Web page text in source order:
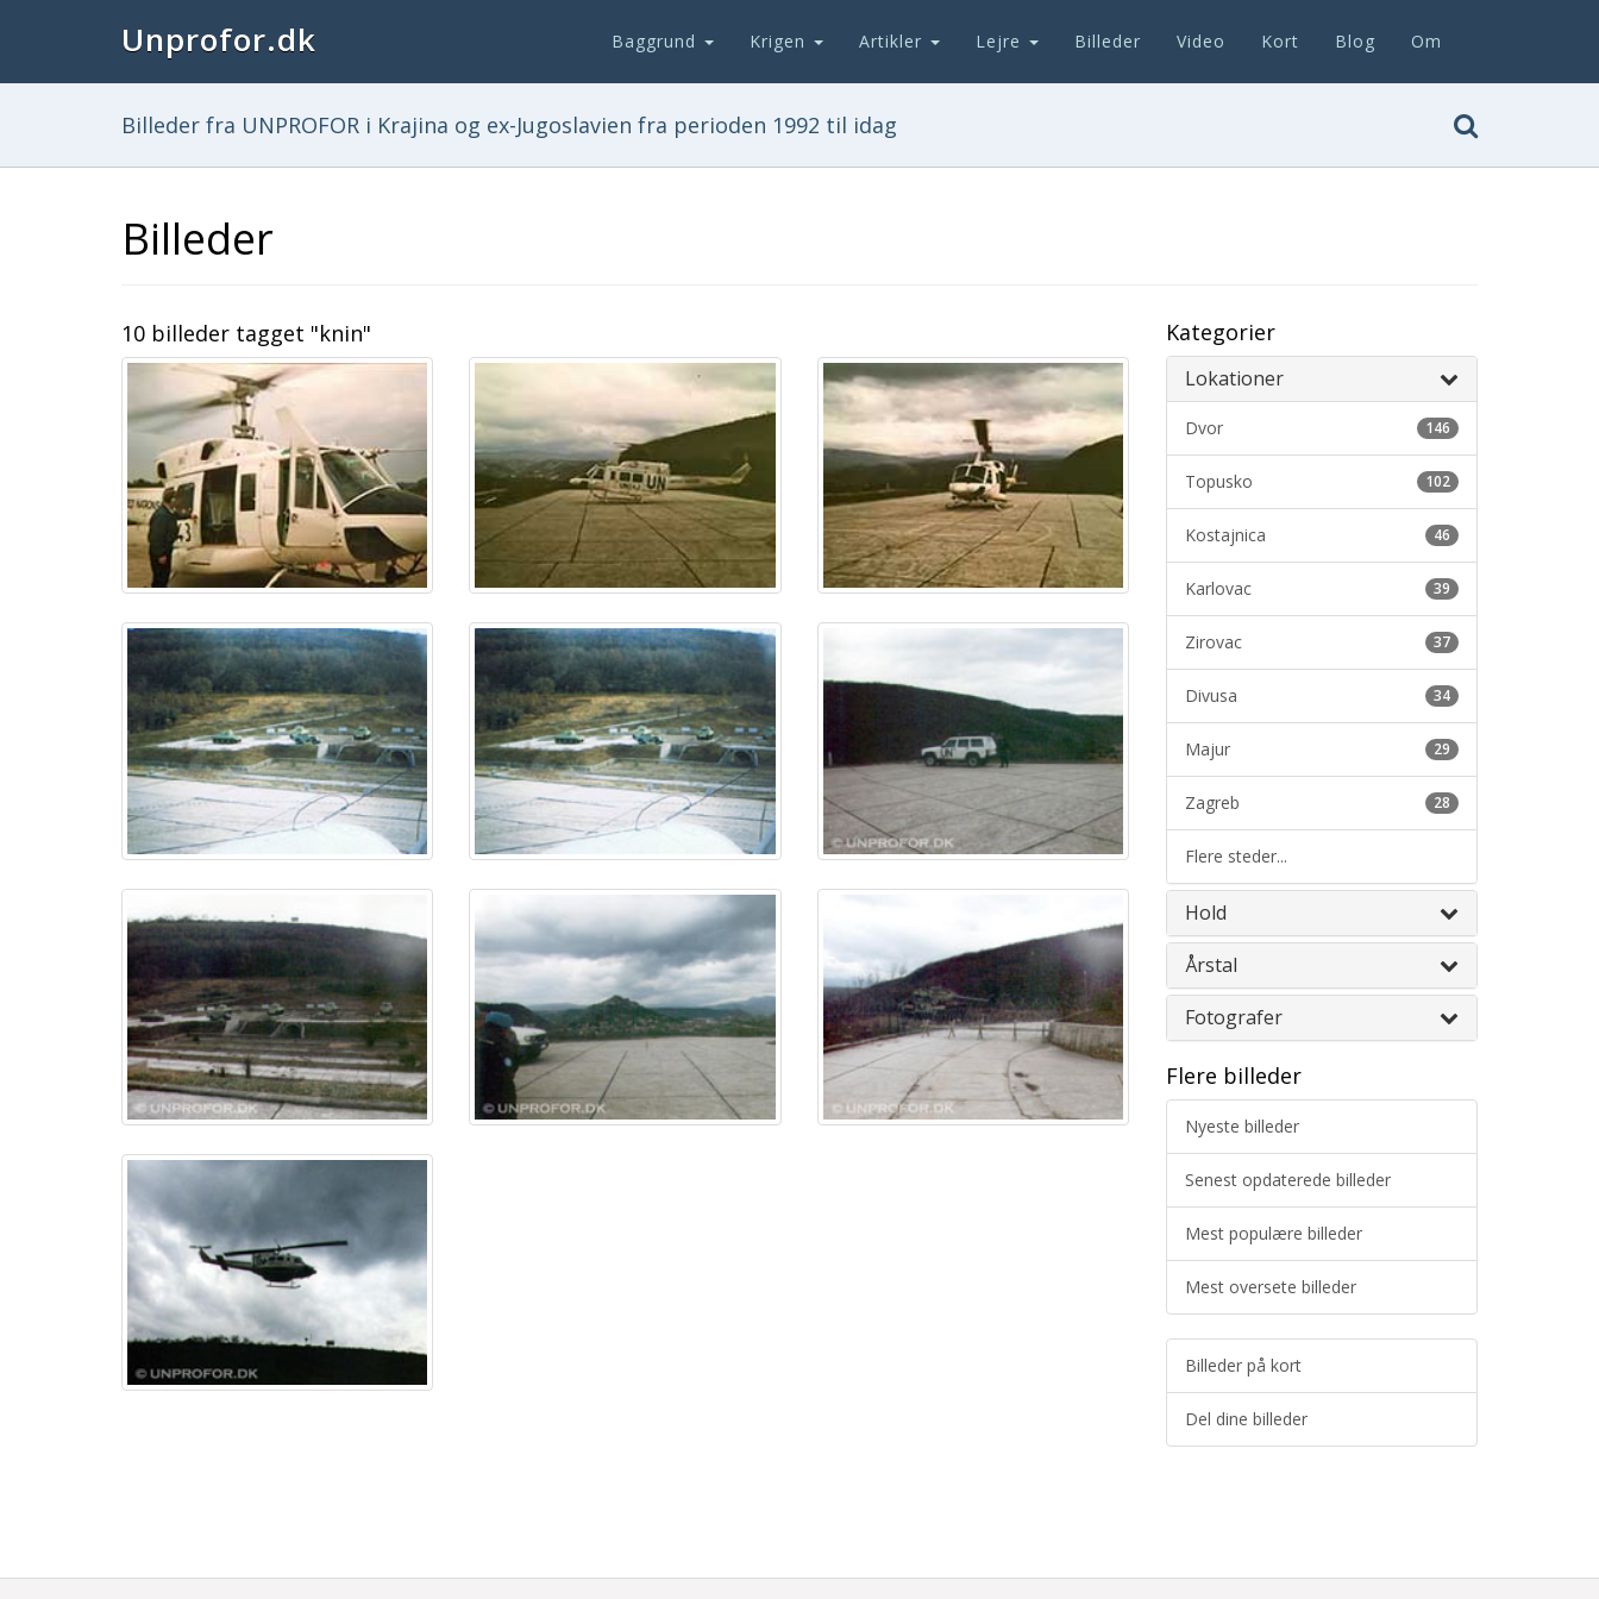
Unprofor.dk Baggrund Krigen Artikler Lejre Billeder Video Kort Blog Om
Billeder fra UNPROFOR i Krajina og ex-Jugoslavien fra perioden 1992 til idag
Billeder
10 billeder tagget "knin" Kategorier
Lokationer
146
Dvor
102
Topusko
46
Kostajnica
39
Karlovac
37
Zirovac
34
Divusa
29
Majur
28
Zagreb
Flere steder...
Hold
Årstal
Fotografer
Flere billeder
Nyeste billeder
Senest opdaterede billeder
Mest populære billeder
Mest oversete billeder
Billeder på kort
Del dine billeder